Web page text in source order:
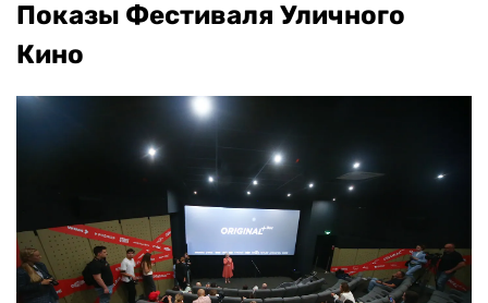
Показы Фестиваля Уличного
Кино